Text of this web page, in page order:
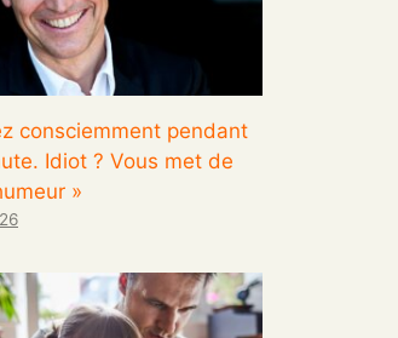
consciemment pendant
Idiot ? Vous met de
»